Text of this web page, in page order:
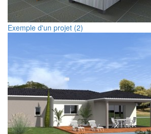
Exemple d'un projet (2)